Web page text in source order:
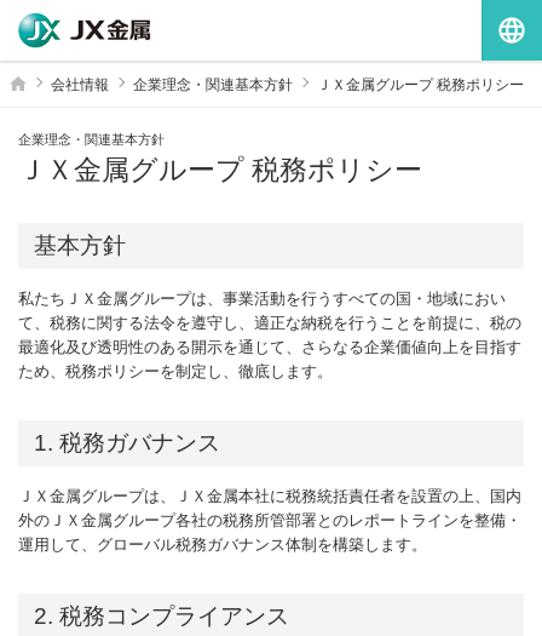
ホーム会社情報 企業理念・関連基本方針 ＪＸ金属グループ 税務ポリシー
企業理念・関連基本方針
ＪＸ金属グループ 税務ポリシー
基本方針
私たちＪＸ金属グループは、事業活動を行うすべての国・地域におい
て、税務に関する法令を遵守し、適正な納税を行うことを前提に、税の
最適化及び透明性のある開示を通じて、さらなる企業価値向上を目指す
ため、税務ポリシーを制定し、徹底します。
1. 税務ガバナンス
ＪＸ金属グループは、ＪＸ金属本社に税務統括責任者を設置の上、国内
外のＪＸ金属グループ各社の税務所管部署とのレポートラインを整備・
運用して、グローバル税務ガバナンス体制を構築します。
2. 税務コンプライアンス